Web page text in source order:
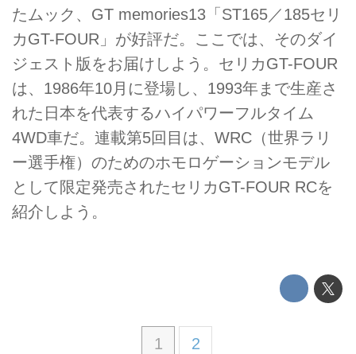
たムック、GT memories13「ST165／185セリ
カGT-FOUR」が好評だ。ここでは、そのダイ
ジェスト版をお届けしよう。セリカGT-FOUR
は、1986年10月に登場し、1993年まで生産さ
れた日本を代表するハイパワーフルタイム
4WD車だ。連載第5回目は、WRC（世界ラリ
ー選手権）のためのホモロゲーションモデル
として限定発売されたセリカGT-FOUR RCを
紹介しよう。
1 2